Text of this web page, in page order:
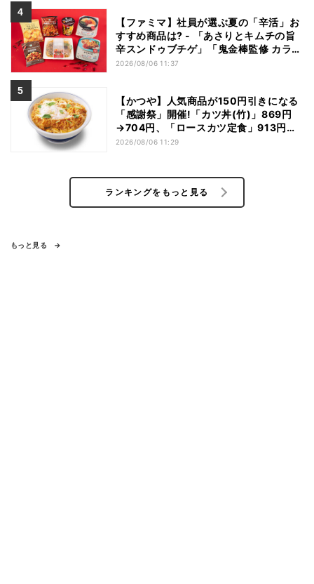
【ファミマ】社員が選ぶ夏の「辛活」お
すすめ商品は? - 「あさりとキムチの旨
辛スンドゥブチゲ」「鬼金棒監修 カラシ
ビ焼き味噌らー麺」「辛さがやみつき!
2026/08/06 11:37
【かつや】人気商品が150円引きになる
「感謝祭」開催!「カツ丼(竹)」869円
→704円、「ロースカツ定食」913円
→748円に - 8日間限定
2026/08/06 11:29
ランキングをもっと見る
もっと見る